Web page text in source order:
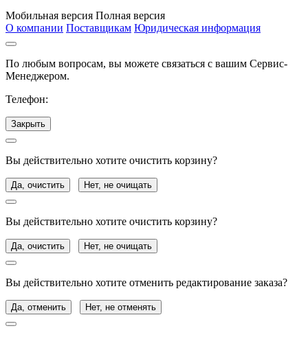
Мобильная версия Полная версия
О компании Поставщикам Юридическая информация
По любым вопросам, вы можете связаться с вашим Сервис-
Менеджером.
Телефон:
Закрыть
Вы действительно хотите очистить корзину?
Да, очистить Нет, не очищать
Вы действительно хотите очистить корзину?
Да, очистить Нет, не очищать
Вы действительно хотите отменить редактирование заказа?
Да, отменить Нет, не отменять